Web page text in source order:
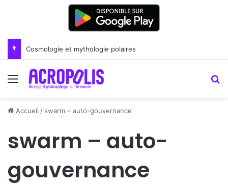
Renoir : la peinture comme un art du lien
Menu
Accueil / swarm – auto-gouvernance
swarm – auto-
gouvernance